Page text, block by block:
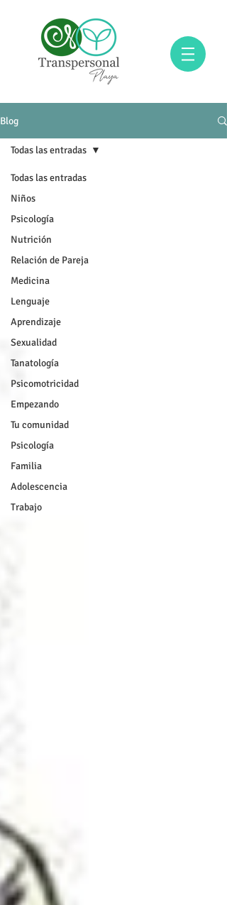
Blog
Todas las entradas
Niños
Psicología
Nutrición
Relación de Pareja
Medicina
Lenguaje
Aprendizaje
Sexualidad
Tanatología
Psicomotricidad
Empezando
Tu comunidad
Psicología
Familia
Adolescencia
Trabajo
Todas las entradas